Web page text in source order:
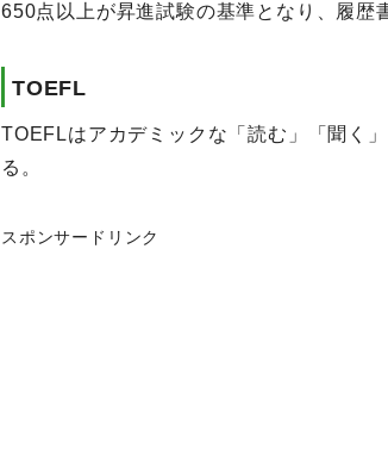
650点以上が昇進試験の基準となり、履歴
TOEFL
TOEFLはアカデミックな「読む」「聞く
る。
スポンサードリンク